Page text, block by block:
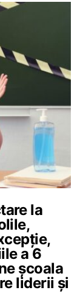
la
a 6
școala
liderii și